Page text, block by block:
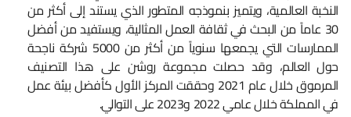
النخبة العالمية، ويتميز بنموذجه المتطور الذي يستند إلى أكثر من
30 عاماً من البحث في ثقافة العمل المثالية، ويستفيد من أفضل
الممارسات التي يجمعها سنوياً من أكثر من 5000 شركة ناجحة
حول العالم، وقد حصلت مجموعة روشن على هذا التصنيف
المرموق خلال عام 2021 وحققت المركز الأول كأفضل بيئة عمل
في المملكة خلال عامي 2022 و2023 على التوالي.